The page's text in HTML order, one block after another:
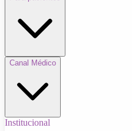
Canal Médico
Institucional